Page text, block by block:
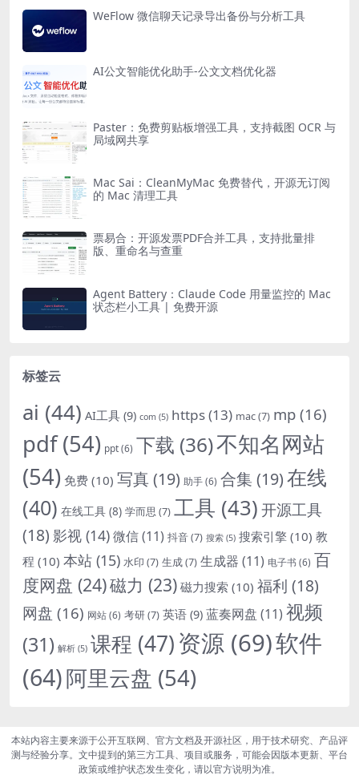
WeFlow 微信聊天记录导出备份与分析工具
AI公文智能优化助手-公文文档优化器
Paster：免费剪贴板增强工具，支持截图 OCR 与
局域网共享
Mac Sai：CleanMyMac 免费替代，开源无订阅
的 Mac 清理工具
票易合：开源发票PDF合并工具，支持批量排
版、重命名与查重
Agent Battery：Claude Code 用量监控的 Mac
状态栏小工具 | 免费开源
标签云
ai (44) AI工具 (9) com (5) https(13) mac(7) mp (16)
pdf(54) ppt(6) 下载 (36)不知名网站
(54) 免费 (10) 写真 (19) 助手(6) 合集 (19)在线
(40) 在线工具 (8) 学而思 (7) 工具 (43)开源工具
(18) 影视 (14)微信(11) 抖音(7) 搜索 (5) 搜索引擎 (10) 教
程 (10) 本站 (15) 水印 (7) 生成(7) 生成器 (11) 电子书(6) 百
度网盘 (24)磁力 (23) 磁力搜索 (10) 福利 (18)
网盘 (16) 网站(6) 考研(7) 英语 (9) 蓝奏网盘 (11) 视频
(31) 解析 (5) 课程 (47)资源 (69)软件
(64)阿里云盘 (54)
本站内容主要来源于公开互联网、官方文档及开源社区，用于技术研究、产品评
测与经验分享。文中提到的第三方工具、项目或服务，可能会因版本更新、平台
政策或维护状态发生变化，请以官方说明为准。